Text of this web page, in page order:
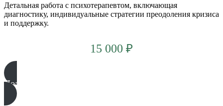
Детальная работа с психотерапевтом, включающая
диагностику, индивидуальные стратегии преодоления кризиса
и поддержку.
15 000 ₽
Подробнее